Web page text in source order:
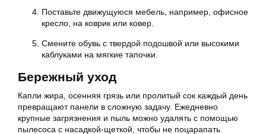
Поставьте движущуюся мебель, например, офисное
кресло, на коврик или ковер.
Смените обувь с твердой подошвой или высокими
каблуками на мягкие тапочки.
Бережный уход
Капли жира, осенняя грязь или пролитый сок каждый день
превращают панели в сложную задачу. Ежедневно
крупные загрязнения и пыль можно удалять с помощью
пылесоса с насадкой-щеткой, чтобы не поцарапать